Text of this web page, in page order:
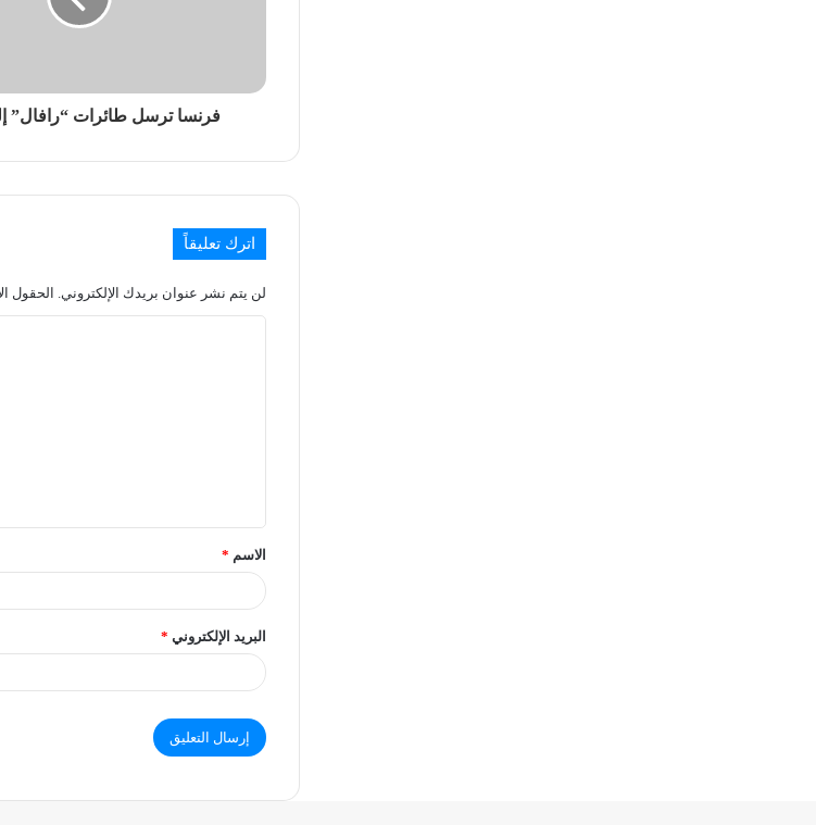
فرنسا ترسل طائرات “رافال”
اترك تعليقاً
لن يتم نشر عنوان بريدك الإلكتروني. الحقول
الاسم *
البريد الإلكتروني *